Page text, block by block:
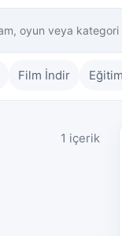
Film İndir
1 içerik